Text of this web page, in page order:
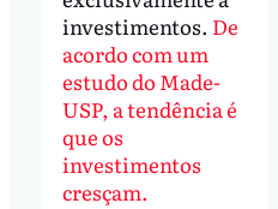
investimentos. De
acordo com um
estudo do Made-
USP, a tendência é
que os
investimentos
cresçam.